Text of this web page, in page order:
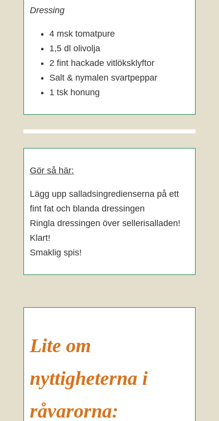
Dressing
4 msk tomatpure
1,5 dl olivolja
2 fint hackade vitlöksklyftor
Salt & nymalen svartpeppar
1 tsk honung
Gör så här:
Lägg upp salladsingredienserna på ett
fint fat och blanda dressingen
Ringla dressingen över sellerisalladen!
Klart!
Smaklig spis!
Lite om
nyttigheterna i
råvarorna: